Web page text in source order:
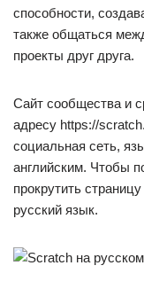
способности,
также общаться
проекты друг друга.
Сайт сообщества и
адресу https://
социальная сеть,
английским. Чтобы
прокрутить
русский язык.